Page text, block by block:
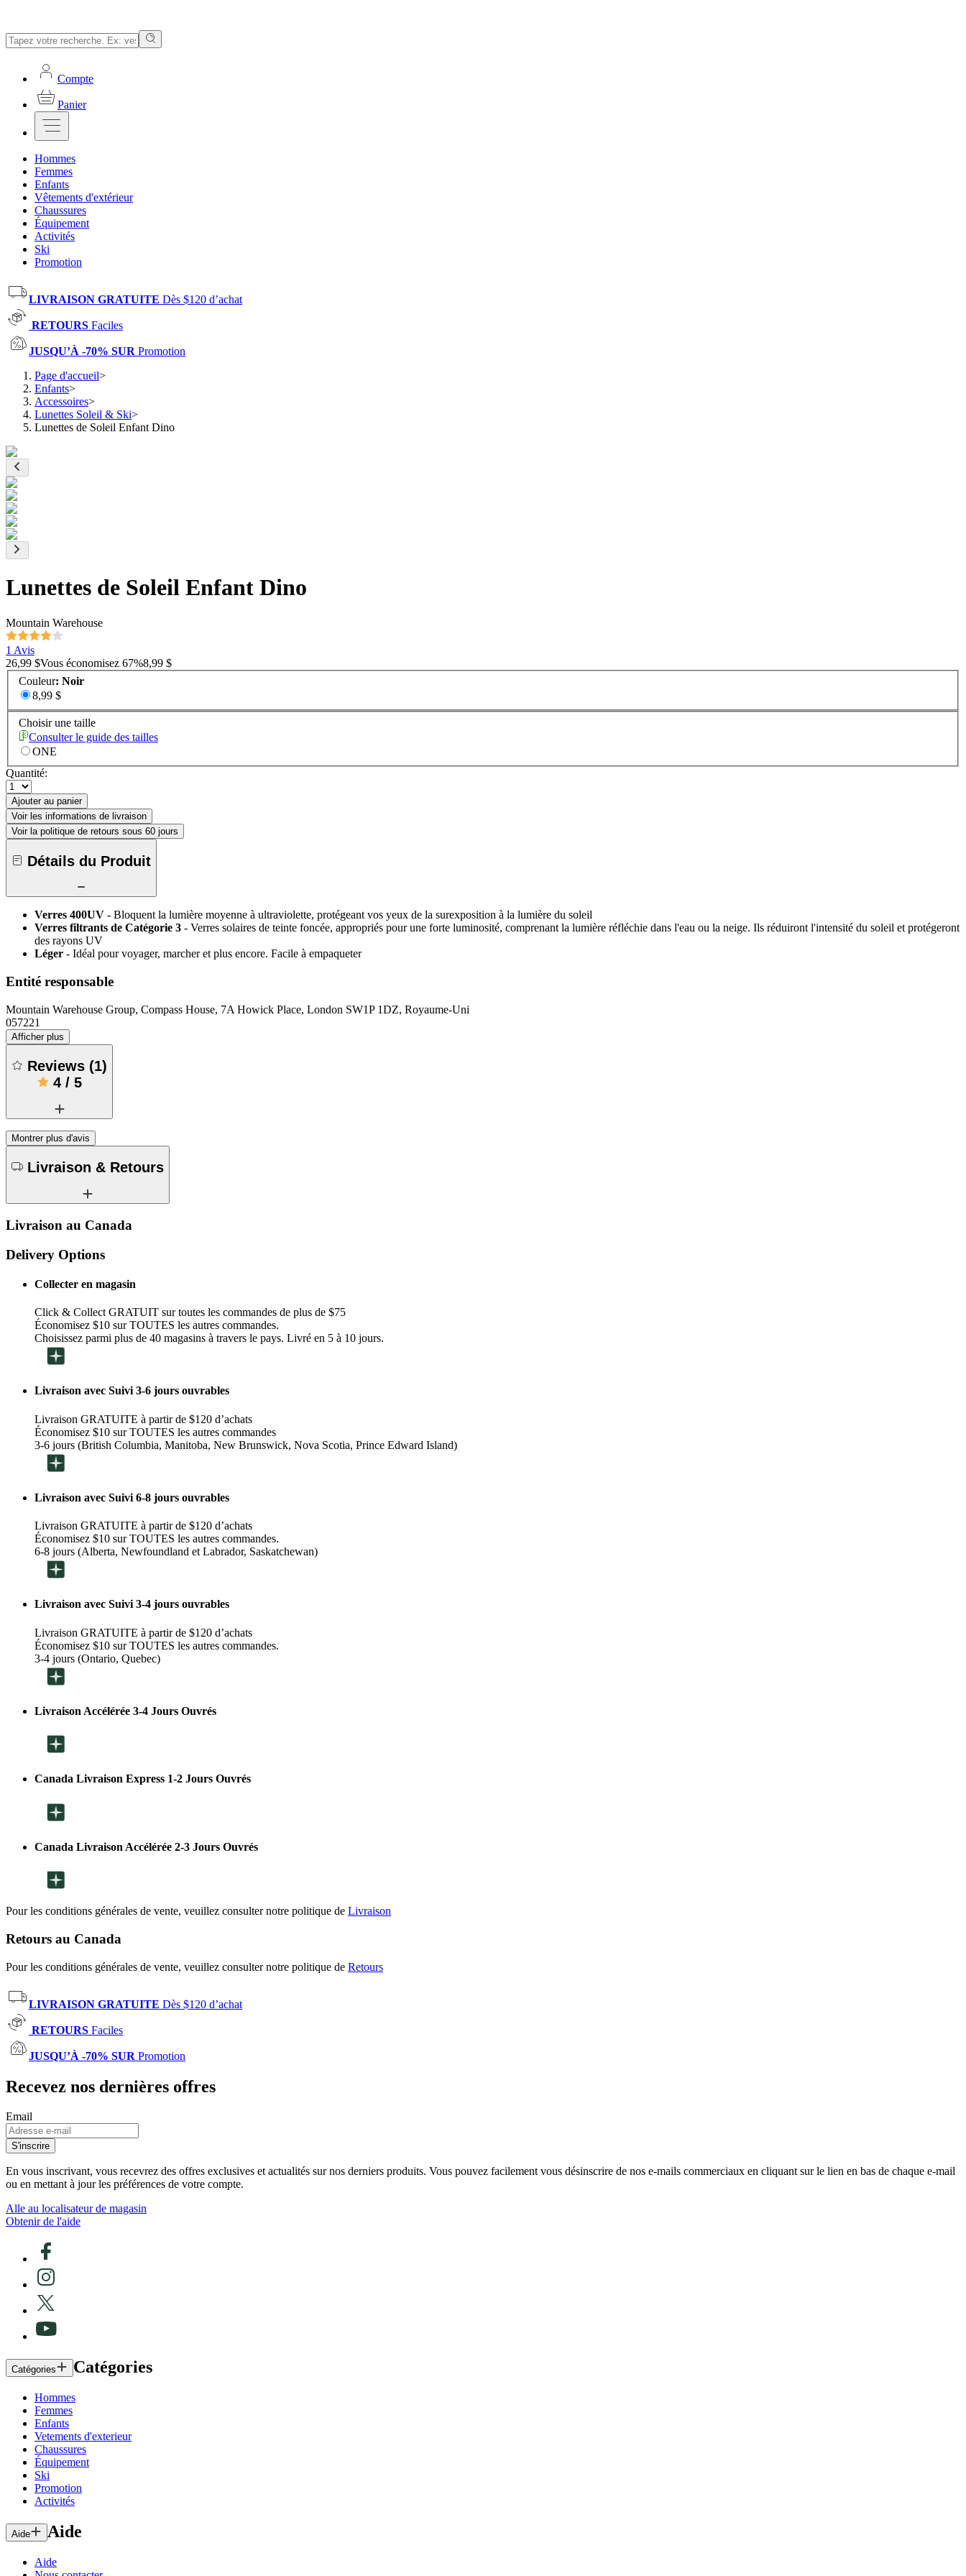
Compte
Panier
Hommes
Femmes
Enfants
Vêtements d'extérieur
Chaussures
Équipement
Activités
Ski
Promotion
LIVRAISON GRATUITE Dès $120 d’achat
RETOURS Faciles
JUSQU’À -70% SUR Promotion
Page d'accueil>
Enfants>
Accessoires>
Lunettes Soleil & Ski>
Lunettes de Soleil Enfant Dino
Lunettes de Soleil Enfant Dino
Mountain Warehouse
1 Avis
26,99 $Vous économisez 67%8,99 $
Couleur: Noir
8,99 $
Choisir une taille
Consulter le guide des tailles
ONE
Quantité:
Ajouter au panier
Voir les informations de livraison
Voir la politique de retours sous 60 jours
Détails du Produit
Verres 400UV - Bloquent la lumière moyenne à ultraviolette, protégeant vos yeux de la surexposition à la lumière du soleil
Verres filtrants de Catégorie 3 - Verres solaires de teinte foncée, appropriés pour une forte luminosité, comprenant la lumière réfléchie dans l'eau ou la neige. Ils réduiront l'intensité du soleil et protégeront
des rayons UV
Léger - Idéal pour voyager, marcher et plus encore. Facile à empaqueter
Entité responsable
Mountain Warehouse Group, Compass House, 7A Howick Place, London SW1P 1DZ, Royaume-Uni
057221
Afficher plus
Reviews (1)
4/ 5
Montrer plus d'avis
Livraison & Retours
Livraison au Canada
Delivery Options
Collecter en magasin
Click & Collect GRATUIT sur toutes les commandes de plus de $75
Économisez $10 sur TOUTES les autres commandes.
Choisissez parmi plus de 40 magasins à travers le pays. Livré en 5 à 10 jours.
Livraison avec Suivi 3-6 jours ouvrables
Livraison GRATUITE à partir de $120 d’achats
Économisez $10 sur TOUTES les autres commandes
3-6 jours (British Columbia, Manitoba, New Brunswick, Nova Scotia, Prince Edward Island)
Livraison avec Suivi 6-8 jours ouvrables
Livraison GRATUITE à partir de $120 d’achats
Économisez $10 sur TOUTES les autres commandes.
6-8 jours (Alberta, Newfoundland et Labrador, Saskatchewan)
Livraison avec Suivi 3-4 jours ouvrables
Livraison GRATUITE à partir de $120 d’achats
Économisez $10 sur TOUTES les autres commandes.
3-4 jours (Ontario, Quebec)
Livraison Accélérée 3-4 Jours Ouvrés
Canada Livraison Express 1-2 Jours Ouvrés
Canada Livraison Accélérée 2-3 Jours Ouvrés
Pour les conditions générales de vente, veuillez consulter notre politique de Livraison
Retours au Canada
Pour les conditions générales de vente, veuillez consulter notre politique de Retours
LIVRAISON GRATUITE Dès $120 d’achat
RETOURS Faciles
JUSQU’À -70% SUR Promotion
Recevez nos dernières offres
Email
S'inscrire
En vous inscrivant, vous recevrez des offres exclusives et actualités sur nos derniers produits. Vous pouvez facilement vous désinscrire de nos e-mails commerciaux en cliquant sur le lien en bas de chaque e-mail
ou en mettant à jour les préférences de votre compte.
Alle au localisateur de magasin
Obtenir de l'aide
Catégories Catégories
Hommes
Femmes
Enfants
Vetements d'exterieur
Chaussures
Équipement
Ski
Promotion
Activités
Aide Aide
Aide